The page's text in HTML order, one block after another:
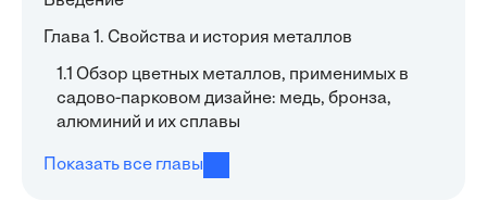
Глава 1. Свойства и история металлов
1.1 Обзор цветных металлов, применимых в
садово-парковом дизайне: медь, бронза,
алюминий и их сплавы
Показать все главы